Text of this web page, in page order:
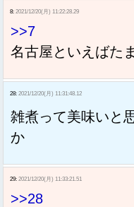
8: 2021/12/20(月) 11:22:28.29
>>7
名古屋といえばた
28: 2021/12/20(月) 11:31:48.12
雑煮って美味いと
か
29: 2021/12/20(月) 11:33:21.51
>>28